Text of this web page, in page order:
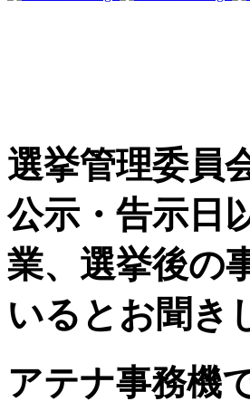
選挙管理委員
公示・告示日
業、選挙後の
いるとお聞き
アテナ事務機